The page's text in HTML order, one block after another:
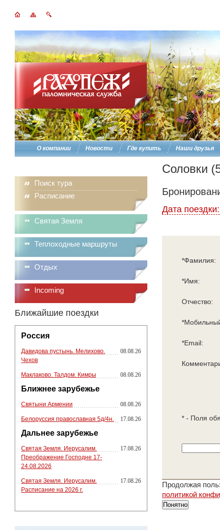
О компании Новости Где купить Наши друзья
Поиск тура
Расписание
Святая Земля
Теплоходные маршруты
Отдых
Incoming
Ближайшие поездки
Россия
Давидова пустынь. Мелихово.
Чехов
08.08.26
Маклаково. Талдом. Кимры 08.08.26
Ближнее зарубежье
Святыни Армении 08.08.26
Белоруссия православная 5д/4н. 17.08.26
Дальнее зарубежье
Святая Земля. Иерусалим.
Преображение Господне 17-
24.08.2026
17.08.26
Святая Земля. Иерусалим.
Расписание на 2026 г.
17.08.26
Соловки
Дата
*Фамилия:
*Имя:
Отчество:
*Email:
* - Поля
Продолжая
политикой
Понятно